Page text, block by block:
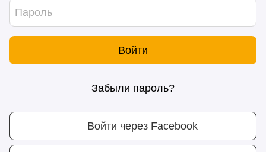
Войти
Забыли пароль?
Войти через Facebook